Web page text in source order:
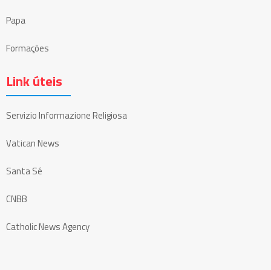
Papa
Formações
Link úteis
Servizio Informazione Religiosa
Vatican News
Santa Sé
CNBB
Catholic News Agency